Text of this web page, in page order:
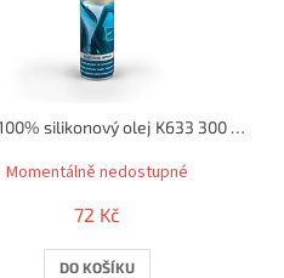
K2 SIL 100% silikonový olej K633 300 ml
Momentálně nedostupné
72 Kč
DO KOŠÍKU